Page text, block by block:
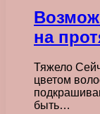
на
Тяжело
цветом
быть…